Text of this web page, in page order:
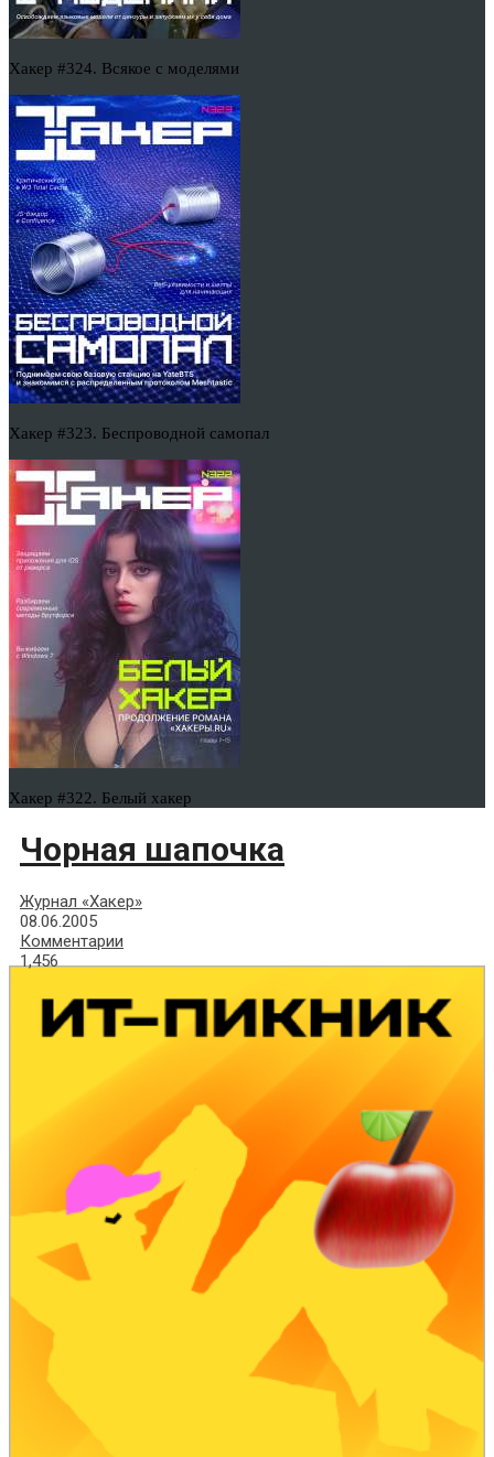
Хакер #324. Всякое с моделями
Хакер #323. Беспроводной самопал
Хакер #322. Белый хакер
Чорная шапочка
Журнал «Хакер»
08.06.2005
Комментарии
1,456